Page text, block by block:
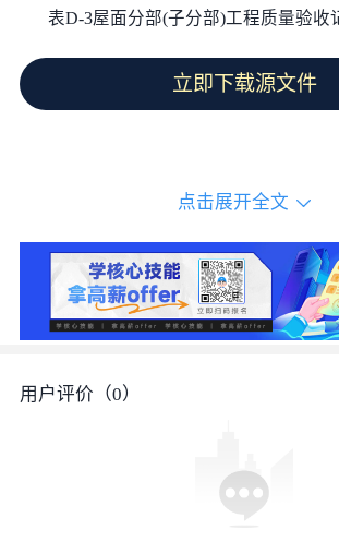
表D-3屋面分部(子分部)工程质量验收
立即下载源文件
点击展开全文
用户评价（0）